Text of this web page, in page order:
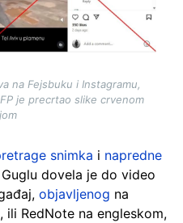
na Fejsbuku i Instagramu,
je precrtao slike crvenom
snimka i napredne
Guglu dovela je do video
objavljenog na
ili RedNote na engleskom,